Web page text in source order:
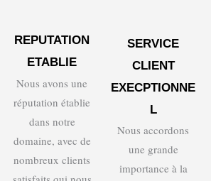
REPUTATION
ETABLIE
Nous avons une
réputation établie
dans notre
domaine, avec de
nombreux clients
SERVICE
CLIENT
EXECPTIONNE
L
Nous accordons
une grande
importance à la